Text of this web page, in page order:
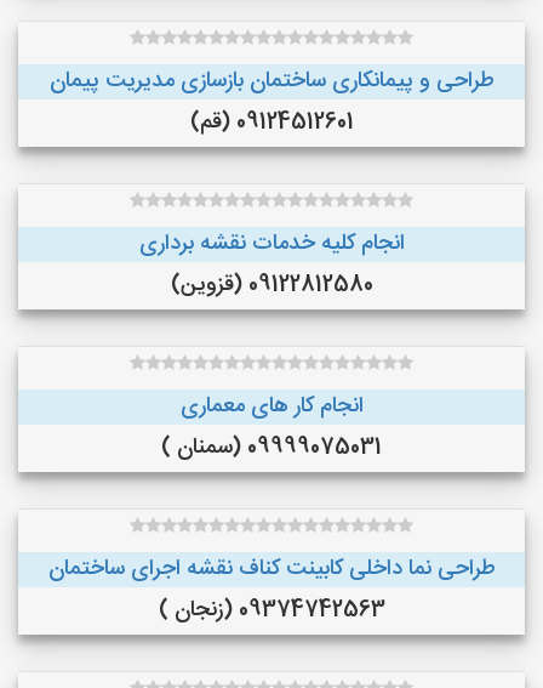
طراحی و پیمانکاری ساختمان بازسازی مدیریت پیمان
09124512601 (قم)
انجام کلیه خدمات نقشه برداری
09122812580 (قزوین)
انجام کار های معماری
09999075031 (سمنان )
طراحی نما داخلی کابینت کناف نقشه اجرای ساختمان
09374742563 (زنجان )